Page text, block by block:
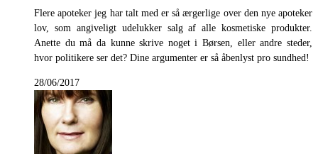
Flere apoteker jeg har talt med er så ærgerlige over den nye apoteker
lov, som angiveligt udelukker salg af alle kosmetiske produkter.
Anette du må da kunne skrive noget i Børsen, eller andre steder,
hvor politikere ser det? Dine argumenter er så åbenlyst pro sundhed!
28/06/2017